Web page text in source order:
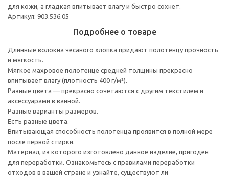
для кожи, а гладкая впитывает влагу и быстро сохнет.
Артикул: 903.536.05
Подробнее о товаре
Длинные волокна чесаного хлопка придают полотенцу прочность
и мягкость.
Мягкое махровое полотенце средней толщины прекрасно
впитывает влагу (плотность 400 г/м²).
Разные цвета — прекрасно сочетаются с другим текстилем и
аксессуарами в ванной.
Разные варианты размеров.
Есть разные цвета.
Впитывающая способность полотенца проявится в полной мере
после первой стирки.
Материал, из которого изготовлено данное изделие, пригоден
для переработки. Ознакомьтесь с правилами переработки
отходов в вашей стране и узнайте, существуют ли